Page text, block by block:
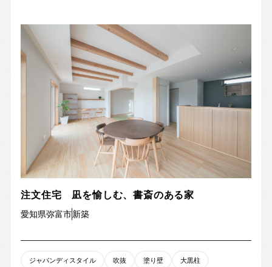
注文住宅 凪を愉しむ、書斎のある家
愛知県弥富市新築
ジャパンディスタイル 吹抜 塗り壁 大黒柱